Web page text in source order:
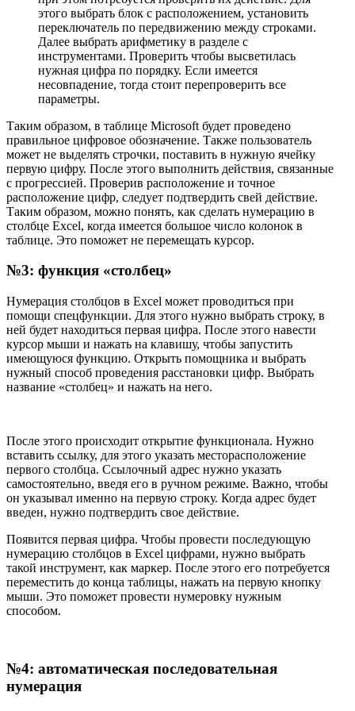
этого выбрать блок с расположением, установить
переключатель по передвижению между строками.
Далее выбрать арифметику в разделе с
инструментами. Проверить чтобы высветилась
нужная цифра по порядку. Если имеется
несовпадение, тогда стоит перепроверить все
параметры.
Таким образом, в таблице Microsoft будет проведено
правильное цифровое обозначение. Также пользователь
может не выделять строчки, поставить в нужную ячейку
первую цифру. После этого выполнить действия, связанные
с прогрессией. Проверив расположение и точное
расположение цифр, следует подтвердить свей действие.
Таким образом, можно понять, как сделать нумерацию в
столбце Excel, когда имеется большое число колонок в
таблице. Это поможет не перемещать курсор.
№3: функция «столбец»
Нумерация столбцов в Excel может проводиться при
помощи спецфункции. Для этого нужно выбрать строку, в
ней будет находиться первая цифра. После этого навести
курсор мыши и нажать на клавишу, чтобы запустить
имеющуюся функцию. Открыть помощника и выбрать
нужный способ проведения расстановки цифр. Выбрать
название «столбец» и нажать на него.
После этого происходит открытие функционала. Нужно
вставить ссылку, для этого указать месторасположение
первого столбца. Ссылочный адрес нужно указать
самостоятельно, введя его в ручном режиме. Важно, чтобы
он указывал именно на первую строку. Когда адрес будет
введен, нужно подтвердить свое действие.
Появится первая цифра. Чтобы провести последующую
нумерацию столбцов в Excel цифрами, нужно выбрать
такой инструмент, как маркер. После этого его потребуется
переместить до конца таблицы, нажать на первую кнопку
мыши. Это поможет провести нумеровку нужным
способом.
№4: автоматическая последовательная
нумерация